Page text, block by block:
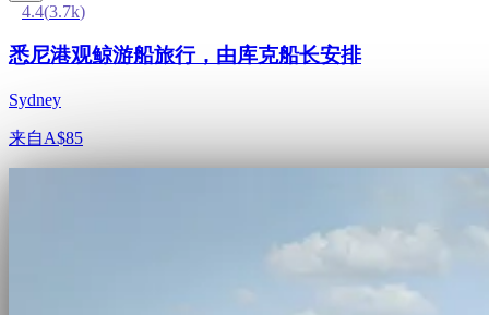
4.4(3.7k)
悉尼港观鲸游船旅行，由库克船长安排
Sydney
来自A$85